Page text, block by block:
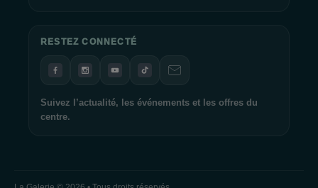
RESTEZ CONNECTÉ
Suivez l’actualité, les événements et les offres du
centre.